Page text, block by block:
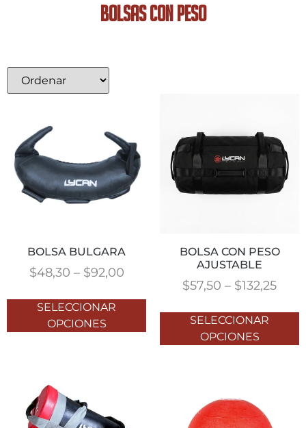
BOLSAS CON PESO
BOLSA BULGARA
$48,30 – $92,00
SELECCIONAR
OPCIONES
BOLSA CON PESO
AJUSTABLE
$57,50 – $132,25
SELECCIONAR
OPCIONES